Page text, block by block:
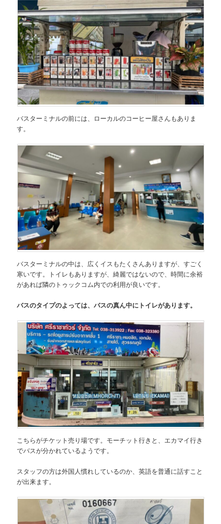
バスターミナルの前には、ローカルのコーヒー屋さんもありま
す。
バスターミナルの中は、広くイスもたくさんありますが、すごく
寒いです。トイレもありますが、綺麗ではないので、時間に余裕
があれば隣のトゥックコム内での利用が良いです。
バスのタイプのよっては、バスの真ん中にトイレがあります。
こちらがチケット売り場です。モーチット行きと、エカマイ行き
でバスが分かれているようです。
スタッフの方は外国人慣れしているのか、英語を普通に話すこと
が出来ます。